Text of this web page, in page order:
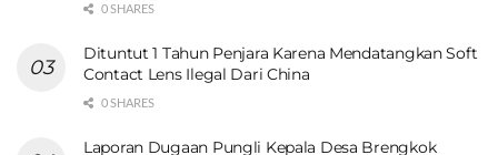
0 SHARES
Dituntut 1 Tahun Penjara Karena Mendatangkan Soft
Contact Lens Ilegal Dari China
0 SHARES
Laporan Dugaan Pungli Kepala Desa Brengkok